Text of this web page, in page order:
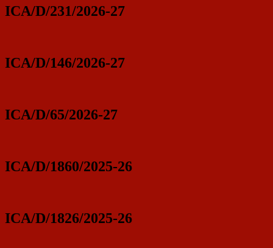
ICA/D/231/2026-27
ICA/D/146/2026-27
ICA/D/65/2026-27
ICA/D/1860/2025-26
ICA/D/1826/2025-26